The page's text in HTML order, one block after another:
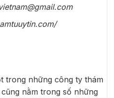
trong những công ty thám
nằm trong số những